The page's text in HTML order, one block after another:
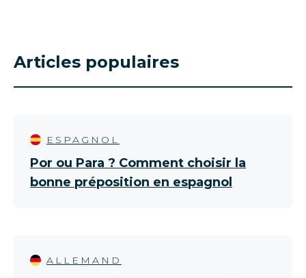
Articles populaires
ESPAGNOL
Por ou Para ? Comment choisir la
bonne préposition en espagnol
ALLEMAND